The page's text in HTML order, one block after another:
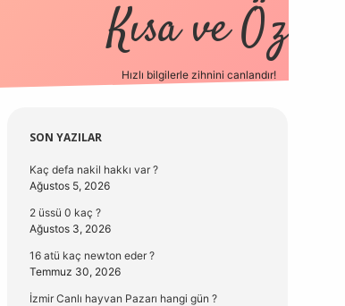
Kısa ve Öz
Hızlı bilgilerle zihnini canlandır!
Sidebar
SON YAZILAR
Kaç defa nakil hakkı var ?
Ağustos 5, 2026
2 üssü 0 kaç ?
Ağustos 3, 2026
16 atü kaç newton eder ?
Temmuz 30, 2026
İzmir Canlı hayvan Pazarı hangi gün ?